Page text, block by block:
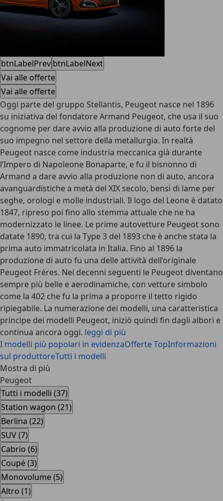
btnLabelPrev btnLabelNext
Vai alle offerte
Vai alle offerte
Oggi parte del gruppo Stellantis, Peugeot nasce nel 1896
su iniziativa del fondatore Armand Peugeot, che usa il suo
cognome per dare avvio alla produzione di auto forte del
suo impegno nel settore della metallurgia. In realtà
Peugeot nasce come industria meccanica già durante
l’Impero di Napoleone Bonaparte, e fu il bisnonno di
Armand a dare avvio alla produzione non di auto, ancora
avanguardistiche a metà del XIX secolo, bensì di lame per
seghe, orologi e molle industriali. Il logo del Leone è datato
1847, ripreso poi fino allo stemma attuale che ne ha
modernizzato le linee. Le prime autovetture Peugeot sono
datate 1890, tra cui la Type 3 del 1893 che è anche stata la
prima auto immatricolata in Italia. Fino al 1896 la
produzione di auto fu una delle attività dell’originale
Peugeot Fréres. Nei decenni seguenti le Peugeot diventano
sempre più belle e aerodinamiche, con vetture simbolo
come la 402 che fu la prima a proporre il tetto rigido
ripiegabile. La numerazione dei modelli, una caratteristica
principe dei modelli Peugeot, iniziò quindi fin dagli albori e
continua ancora oggi. leggi di più
I modelli più popolari in evidenzaOfferte TopInformazioni
sul produttoreTutti i modelli
Mostra di più
Peugeot
Tutti i modelli (37)
Station wagon (21)
Berlina (22)
SUV (7)
Cabrio (6)
Coupé (3)
Monovolume (5)
Altro (1)